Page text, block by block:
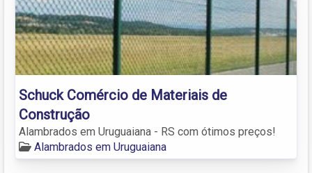
Schuck Comércio de Materiais de
Construção
Alambrados em Uruguaiana - RS com ótimos preços!
Alambrados em Uruguaiana